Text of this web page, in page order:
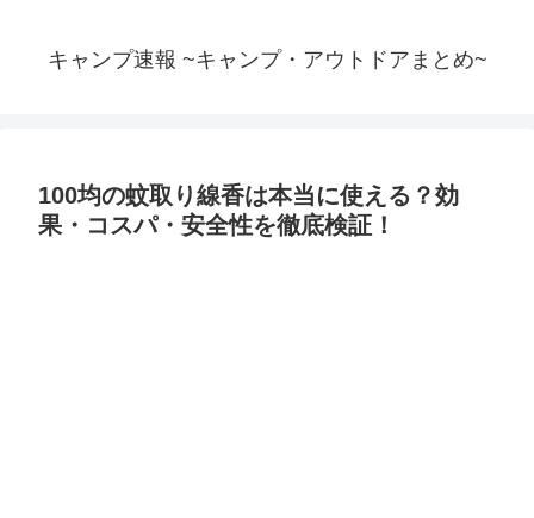
キャンプ速報 ~キャンプ・アウトドアまとめ~
100均の蚊取り線香は本当に使える？効
果・コスパ・安全性を徹底検証！